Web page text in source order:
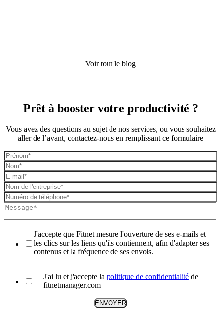
ERP : méthode, indicateurs et seuils d’alerte
Voir tout le blog
Prêt à booster votre productivité ?
Vous avez des questions au sujet de nos services, ou vous souhaitez
aller de l’avant, contactez-nous en remplissant ce formulaire
J'accepte que Fitnet mesure l'ouverture de ses e-mails et
les clics sur les liens qu'ils contiennent, afin d'adapter ses
contenus et la fréquence de ses envois.
J'ai lu et j'accepte la politique de confidentialité de
fitnetmanager.com